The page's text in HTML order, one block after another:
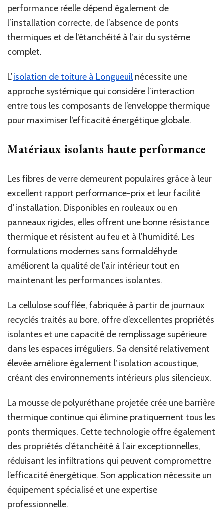
performance réelle dépend également de
l’installation correcte, de l’absence de ponts
thermiques et de l’étanchéité à l’air du système
complet.
L’isolation de toiture à Longueuil nécessite une
approche systémique qui considère l’interaction
entre tous les composants de l’enveloppe thermique
pour maximiser l’efficacité énergétique globale.
Matériaux isolants haute performance
Les fibres de verre demeurent populaires grâce à leur
excellent rapport performance-prix et leur facilité
d’installation. Disponibles en rouleaux ou en
panneaux rigides, elles offrent une bonne résistance
thermique et résistent au feu et à l’humidité. Les
formulations modernes sans formaldéhyde
améliorent la qualité de l’air intérieur tout en
maintenant les performances isolantes.
La cellulose soufflée, fabriquée à partir de journaux
recyclés traités au bore, offre d’excellentes propriétés
isolantes et une capacité de remplissage supérieure
dans les espaces irréguliers. Sa densité relativement
élevée améliore également l’isolation acoustique,
créant des environnements intérieurs plus silencieux.
La mousse de polyuréthane projetée crée une barrière
thermique continue qui élimine pratiquement tous les
ponts thermiques. Cette technologie offre également
des propriétés d’étanchéité à l’air exceptionnelles,
réduisant les infiltrations qui peuvent compromettre
l’efficacité énergétique. Son application nécessite un
équipement spécialisé et une expertise
professionnelle.